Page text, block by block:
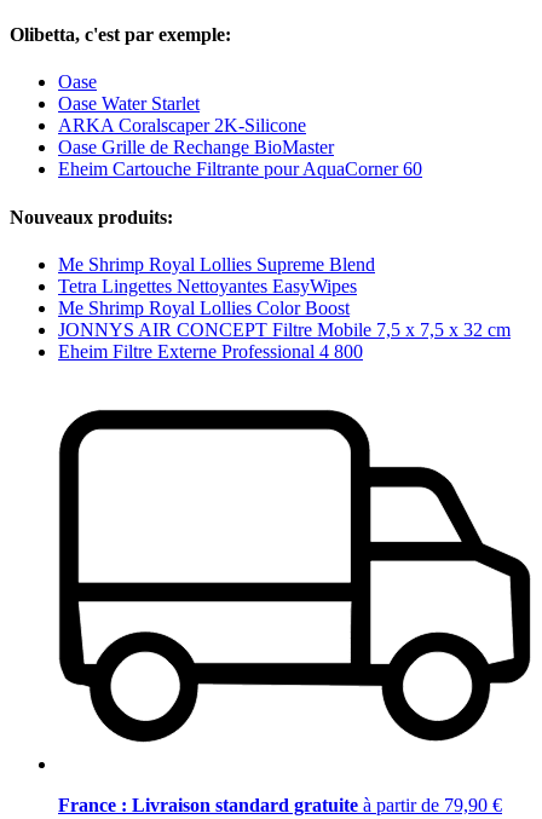
Olibetta, c'est par exemple:
Oase
Oase Water Starlet
ARKA Coralscaper 2K-Silicone
Oase Grille de Rechange BioMaster
Eheim Cartouche Filtrante pour AquaCorner 60
Nouveaux produits:
Me Shrimp Royal Lollies Supreme Blend
Tetra Lingettes Nettoyantes EasyWipes
Me Shrimp Royal Lollies Color Boost
JONNYS AIR CONCEPT Filtre Mobile 7,5 x 7,5 x 32 cm
Eheim Filtre Externe Professional 4 800
France : Livraison standard gratuite à partir de 79,90 €